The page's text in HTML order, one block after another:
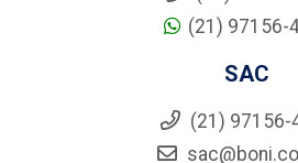
(21) 97156-
SAC
(21) 97156-